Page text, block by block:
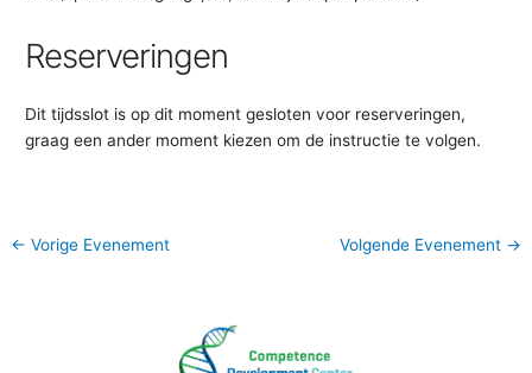
Reserveringen
Dit tijdsslot is op dit moment gesloten voor reserveringen,
graag een ander moment kiezen om de instructie te volgen.
← Vorige Evenement Volgende Evenement →